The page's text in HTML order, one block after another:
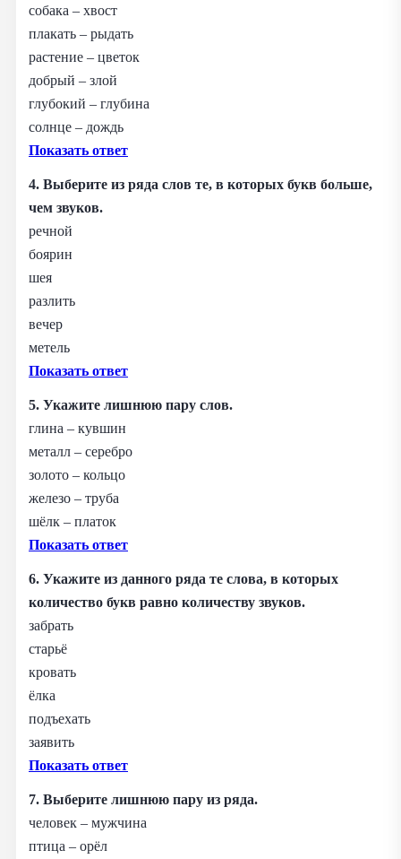
собака – хвост
плакать – рыдать
растение – цветок
добрый – злой
глубокий – глубина
солнце – дождь
Показать ответ
4. Выберите из ряда слов те, в которых букв больше,
чем звуков.
речной
боярин
шея
разлить
вечер
метель
Показать ответ
5. Укажите лишнюю пару слов.
глина – кувшин
металл – серебро
золото – кольцо
железо – труба
шёлк – платок
Показать ответ
6. Укажите из данного ряда те слова, в которых
количество букв равно количеству звуков.
забрать
старьё
кровать
ёлка
подъехать
заявить
Показать ответ
7. Выберите лишнюю пару из ряда.
человек – мужчина
птица – орёл